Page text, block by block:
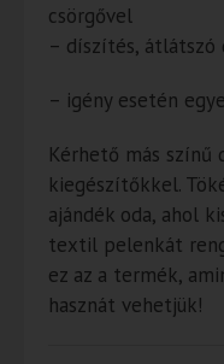
csörgővel
– díszítés, átlátszó
– igény esetén
Kérhető más
kiegészítőkkel.
ajándék oda, ahol
textil pelenkát
ez az a termék,
hasznát vehetjük!